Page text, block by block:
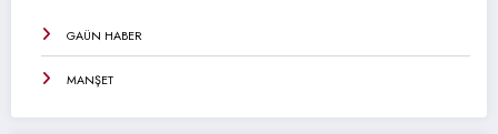
GAÜN HABER
MANŞET